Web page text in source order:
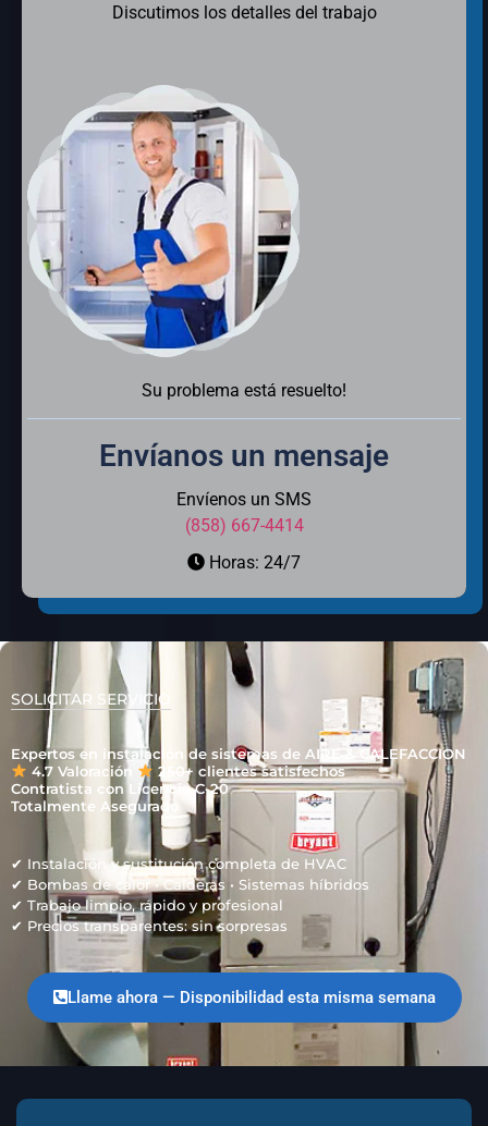
Discutimos los detalles del trabajo
Su problema está resuelto!
Envíanos un mensaje
Envíenos un SMS
(858) 667-4414
Horas: 24/7
SOLICITAR SERVICIO
Expertos en instalación de sistemas de AIRE & CALEFACCION
4.7 Valoración
250+ clientes satisfechos
Contratista con Licencia C-20
Totalmente Asegurado
✔ Instalación y sustitución completa de HVAC
✔ Bombas de calor • Calderas • Sistemas híbridos
✔ Trabajo limpio, rápido y profesional
✔ Precios transparentes: sin sorpresas
Llame ahora — Disponibilidad esta misma semana